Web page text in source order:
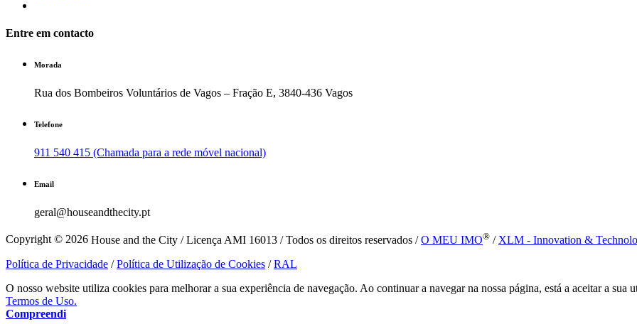
Entre em contacto
Morada
Rua dos Bombeiros Voluntários de Vagos – Fração E, 3840-436 Vagos
Telefone
911 540 415 (Chamada para a rede móvel nacional)
Email
geral@houseandthecity.pt
Copyright © 2026 House and the City / Licença AMI 16013 / Todos os direitos reservados /O MEU IMO® / XLM - Innovation &
Política de Privacidade /Política de Utilização de Cookies /RAL
O nosso website utiliza cookies para melhorar a sua experiência de navegação. Ao continuar a navegar na nossa página, está a aceitar a sua
Termos de Uso.
Compreendi